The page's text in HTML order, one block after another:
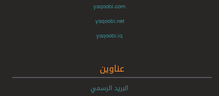
yaqoobi.com
yaqoobi.net
yaqoobi.iq
عناوين
البريد الرسمي